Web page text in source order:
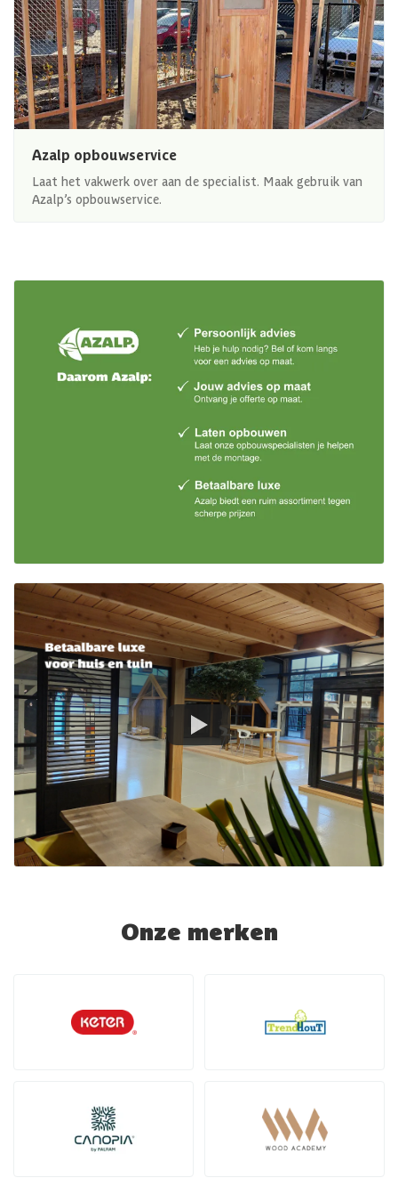
Azalp opbouwservice
Laat het vakwerk over aan de specialist. Maak gebruik van
Azalp’s opbouwservice.
Onze merken